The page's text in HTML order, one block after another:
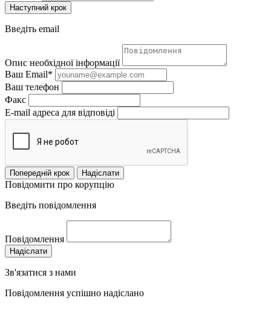
Наступний крок
Введіть email
Опис необхідної інформації
Ваш Email*
Ваш телефон
Факс
E-mail адреса для відповіді
Попередній крок Надіслати
Повідомити про корупцію
Введіть повідомлення
Повідомлення
Надіслати
Зв'язатися з нами
Повідомлення успішно надіслано